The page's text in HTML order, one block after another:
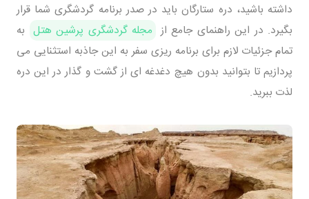
داشته باشید، دره ستارگان باید در صدر برنامه گردشگری شما قرار
بگیرد. در این راهنمای جامع از مجله گردشگری پرشین هتل به
تمام جزئیات لازم برای برنامه ریزی سفر به این جاذبه استثنایی می
پردازیم تا بتوانید بدون هیچ دغدغه ای از گشت و گذار در این دره
لذت ببرید.